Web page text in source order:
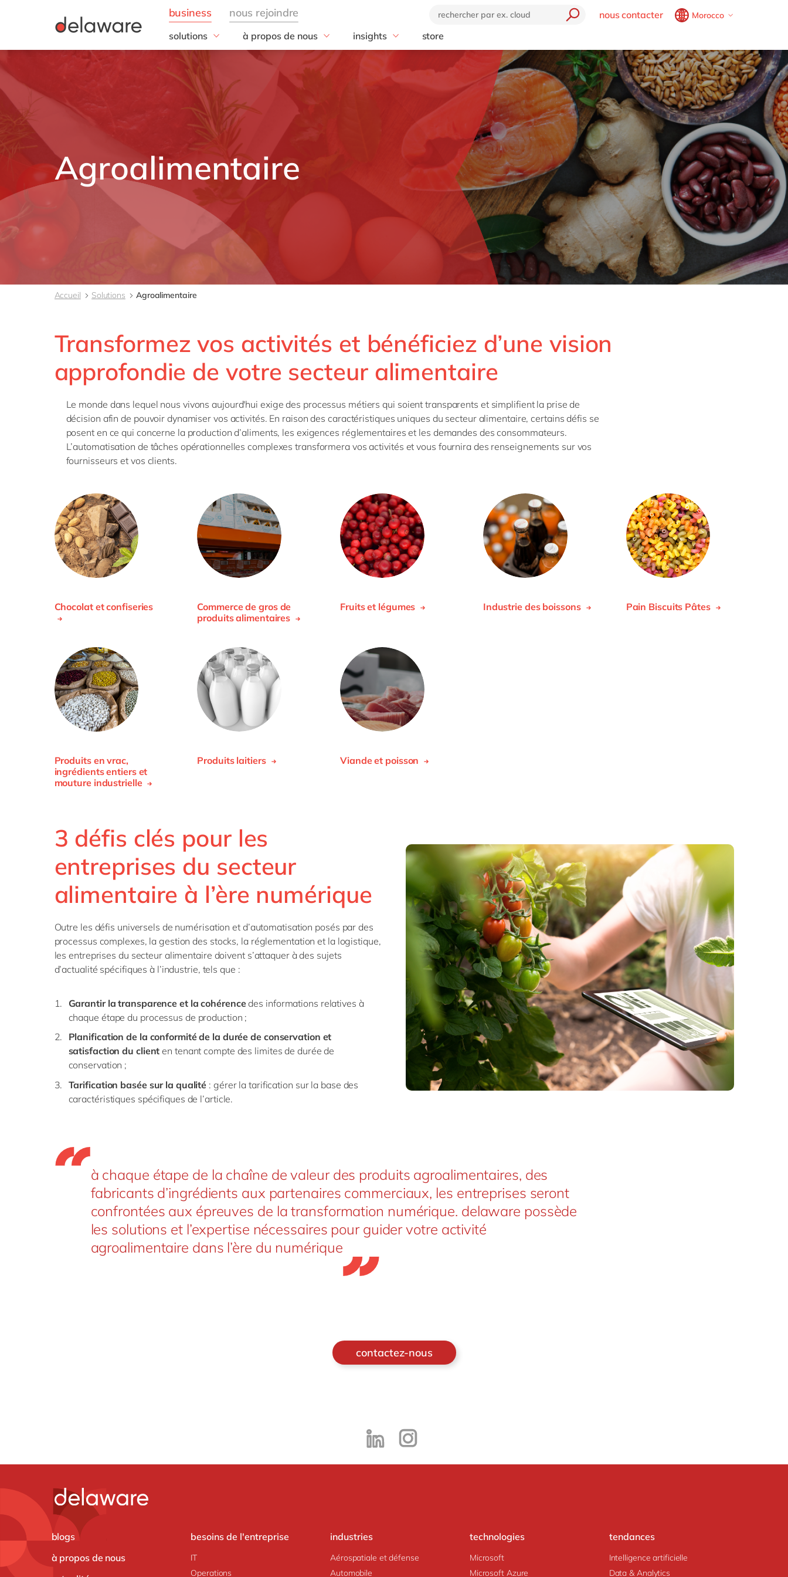
nous contacter
Morocco
Brazil
pt
China
zh
en
France
fr
Germany
de
en
Hungary
hu
en
India
en
Luxembourg
en
Malaysia
en
Morocco
en
fr
Netherlands
nl
en
Philippines
en
Singapore
en
solutions
besoins de l'entreprise
IT
Opérations
Finance
Ressources humaines
Vente, marketing & service
toutes nos solutions
industries
Aérospatiale et défense
Santé
technologies
Intégrateur SAP
Microsoft
SAP RISE
SAP S/4HANA
SAP Analytics Cloud
SAP CX
Microsoft Azure
OpenText
à propos de nous
Notre entreprise
20 ans de delaware
Notre marque
Notre code éthique
Responsabilité Sociétale des
insights
actualités
store
Agroalimentaire
Accueil Solutions Agroalimentaire
Transformez vos activités et bénéficiez d’une vision
approfondie de votre secteur alimentaire
Le monde dans lequel nous vivons aujourd'hui exige des processus métiers qui soient transparents et simplifient la prise de
décision afin de pouvoir dynamiser vos activités. En raison des caractéristiques uniques du secteur alimentaire, certains défis se
posent en ce qui concerne la production d’aliments, les exigences réglementaires et les demandes des consommateurs.
L’automatisation de tâches opérationnelles complexes transformera vos activités et vous fournira des renseignements sur vos
fournisseurs et vos clients.
Chocolat et confiseries
Commerce de gros de
produits alimentaires
Fruits et légumes Industrie des boissons Pain Biscuits Pâtes
Produits en vrac,
ingrédients entiers et
mouture industrielle
Produits laitiers Viande et poisson
3 défis clés pour les
entreprises du secteur
alimentaire à l’ère numérique
Outre les défis universels de numérisation et d’automatisation posés par des
processus complexes, la gestion des stocks, la réglementation et la logistique,
les entreprises du secteur alimentaire doivent s’attaquer à des sujets
d’actualité spécifiques à l’industrie, tels que :
Garantir la transparence et la cohérencedes informations relatives à
chaque étape du processus de production ;
Planification de la conformité de la durée de conservation et
satisfaction du client en tenant compte des limites de durée de
conservation ;
Tarification basée sur la qualité : gérer la tarification sur la base des
caractéristiques spécifiques de l’article.
à chaque étape de la chaîne de valeur des produits agroalimentaires, des
fabricants d’ingrédients aux partenaires commerciaux, les entreprises seront
confrontées aux épreuves de la transformation numérique. delaware possède
les solutions et l’expertise nécessaires pour guider votre activité
agroalimentaire dans l’ère du numérique
contactez-nous
blogs
à propos de nous
besoins de l'entreprise
IT
Operations
industries
Aérospatiale et défense
Automobile
technologies
Microsoft
Microsoft Azure
tendances
Intelligence artificielle
Data & Analytics